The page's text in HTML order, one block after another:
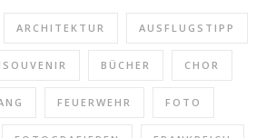
ARCHITEKTUR AUSFLUGSTIPP
BÜCHER CHOR
FEUERWEHR FOTO